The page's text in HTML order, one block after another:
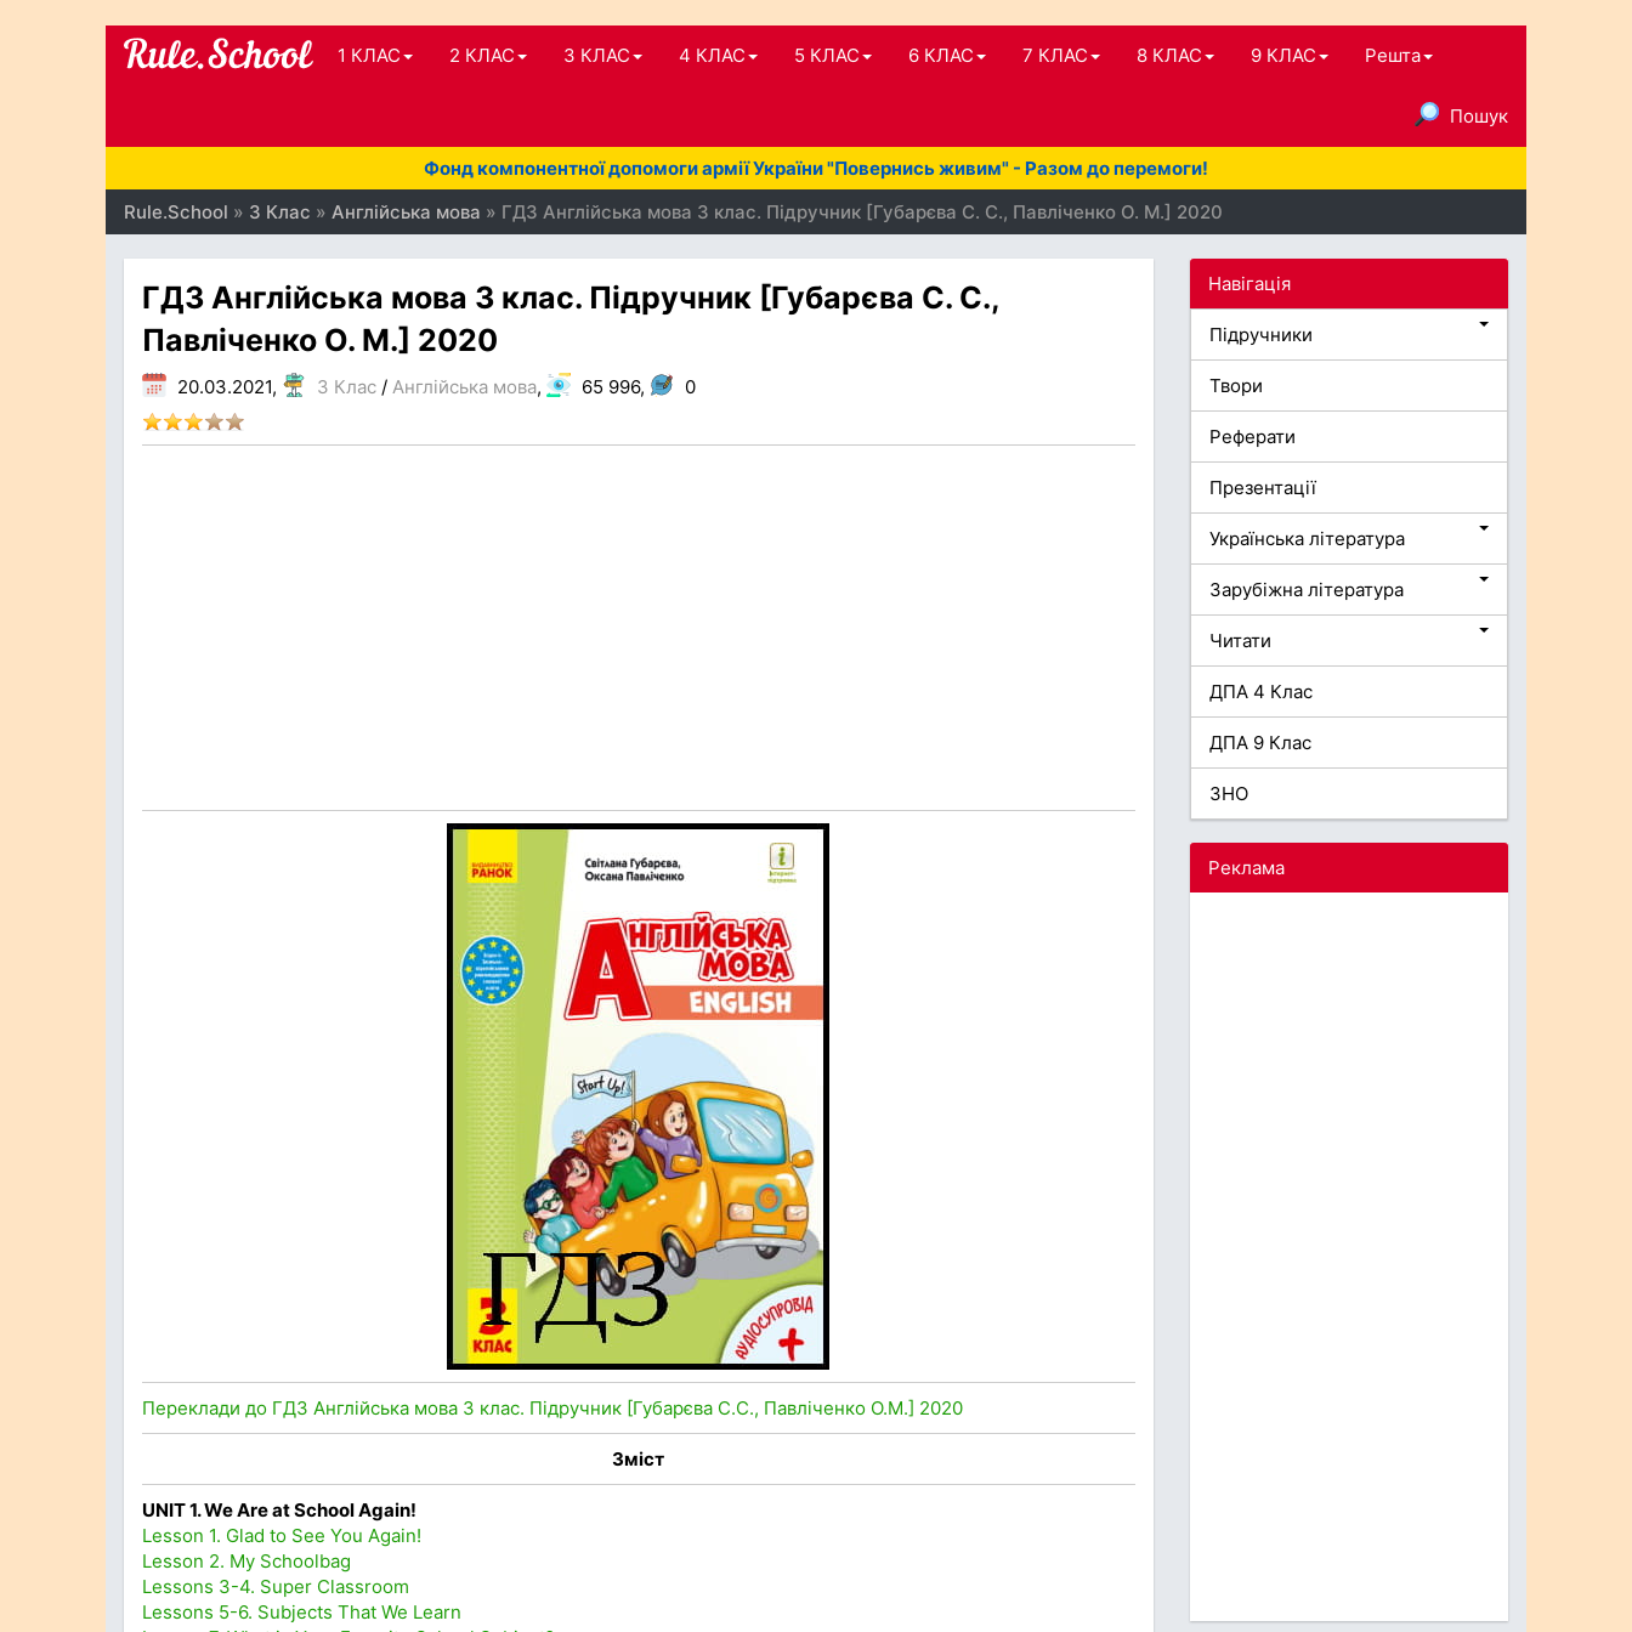
1 КЛАС 2 КЛАС 3 КЛАС 4 КЛАС 5 КЛАС 6 КЛАС 7 КЛАС 8 КЛАС 9 КЛАС Решта
Пошук
Фонд компонентної допомоги армії України "Повернись живим" - Разом до перемоги!
Rule.School » 3 Клас » Англійська мова » ГДЗ Англійська мова 3 клас. Підручник [Губарєва С. С., Павліченко О. М.] 2020
ГДЗ Англійська мова 3 клас. Підручник [Губарєва С. С.,
Павліченко О. М.] 2020
20.03.2021, 3 Клас / Англійська мова, 65 996, 0
Переклади до ГДЗ Англійська мова 3 клас. Підручник [Губарєва С.С., Павліченко О.М.] 2020
Зміст
UNIT 1. We Are at School Again!
Lesson 1. Glad to See You Again!
Lesson 2. My Schoolbag
Lessons 3-4. Super Classroom
Lessons 5-6. Subjects That We Learn
Навігація
Підручники
Твори
Реферати
Презентації
Українська література
Зарубіжна література
Читати
ДПА 4 Клас
ДПА 9 Клас
ЗНО
Реклама